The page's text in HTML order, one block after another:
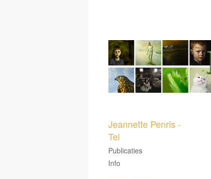
Jeannette Penris -
Tel
Publicaties
Info